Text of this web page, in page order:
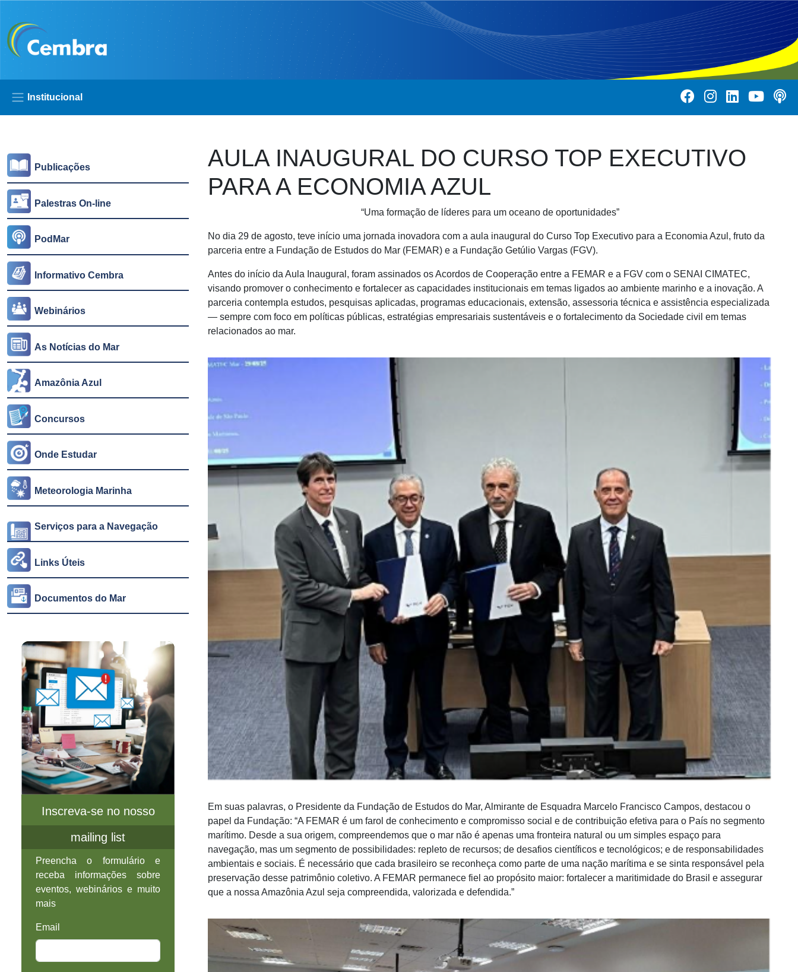
Pular para o conteúdo principal
Institucional
Lateral
Publicações
Palestras On-line
PodMar
Informativo Cembra
Webinários
As Notícias do Mar
Amazônia Azul
Concursos
Onde Estudar
Meteorologia Marinha
Serviços para a Navegação
Links Úteis
Documentos do Mar
Inscreva-se no nosso
mailing list
Preencha o formulário e
receba informações sobre
eventos, webinários e muito
mais
Email
AULA INAUGURAL DO CURSO TOP EXECUTIVO
PARA A ECONOMIA AZUL
“Uma formação de líderes para um oceano de oportunidades”
No dia 29 de agosto, teve início uma jornada inovadora com a aula inaugural do Curso Top Executivo para a Economia Azul, fruto da
parceria entre a Fundação de Estudos do Mar (FEMAR) e a Fundação Getúlio Vargas (FGV).
Antes do início da Aula Inaugural, foram assinados os Acordos de Cooperação entre a FEMAR e a FGV com o SENAI CIMATEC,
visando promover o conhecimento e fortalecer as capacidades institucionais em temas ligados ao ambiente marinho e a inovação. A
parceria contempla estudos, pesquisas aplicadas, programas educacionais, extensão, assessoria técnica e assistência especializada
— sempre com foco em políticas públicas, estratégias empresariais sustentáveis e o fortalecimento da Sociedade civil em temas
relacionados ao mar.
Em suas palavras, o Presidente da Fundação de Estudos do Mar, Almirante de Esquadra Marcelo Francisco Campos, destacou o
papel da Fundação: “A FEMAR é um farol de conhecimento e compromisso social e de contribuição efetiva para o País no segmento
marítimo. Desde a sua origem, compreendemos que o mar não é apenas uma fronteira natural ou um simples espaço para
navegação, mas um segmento de possibilidades: repleto de recursos; de desafios científicos e tecnológicos; e de responsabilidades
ambientais e sociais. É necessário que cada brasileiro se reconheça como parte de uma nação marítima e se sinta responsável pela
preservação desse patrimônio coletivo. A FEMAR permanece fiel ao propósito maior: fortalecer a maritimidade do Brasil e assegurar
que a nossa Amazônia Azul seja compreendida, valorizada e defendida.”